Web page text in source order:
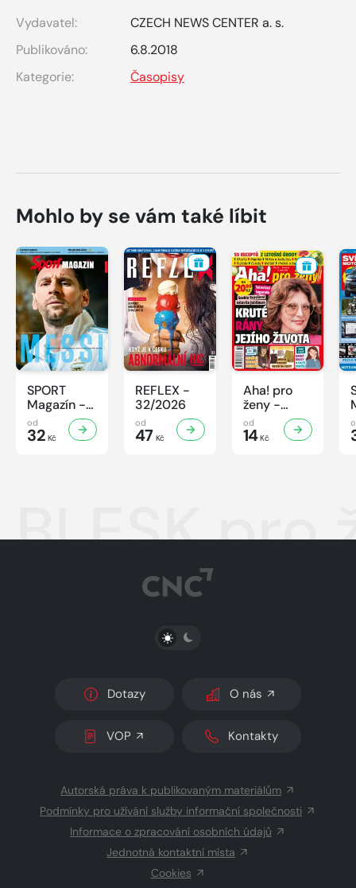
Vydavatel:
CZECH NEWS CENTER a. s.
Publikováno:
6.8.2018
Kategorie:
Časopisy
Mohlo by se vám také líbit
SPORT
Magazín -
32/2026
od
32 Kč
REFLEX -
32/2026
od
47 Kč
Aha! pro
ženy -
32/2026
od
14Kč
BLESK
PŘEPNOUT SVĚTLÝ/TMAVÝ REŽIM
Dotazy O nás
VOP Kontakty
Autorská práva k publikovaným materiálům
Podmínky pro užívání služby informační společnosti
Informace o zpracování osobních údajů
Jednotná kontaktní místa
Cookies